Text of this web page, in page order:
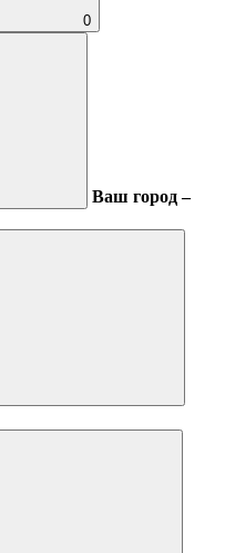
0
Ваш город –